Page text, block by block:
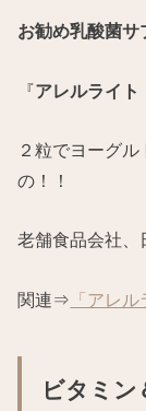
お勧め乳酸菌サ
『アレルライ
２粒でヨーグ
の！！
老舗食品会社、
関連⇒ 「アレ
ビタミン